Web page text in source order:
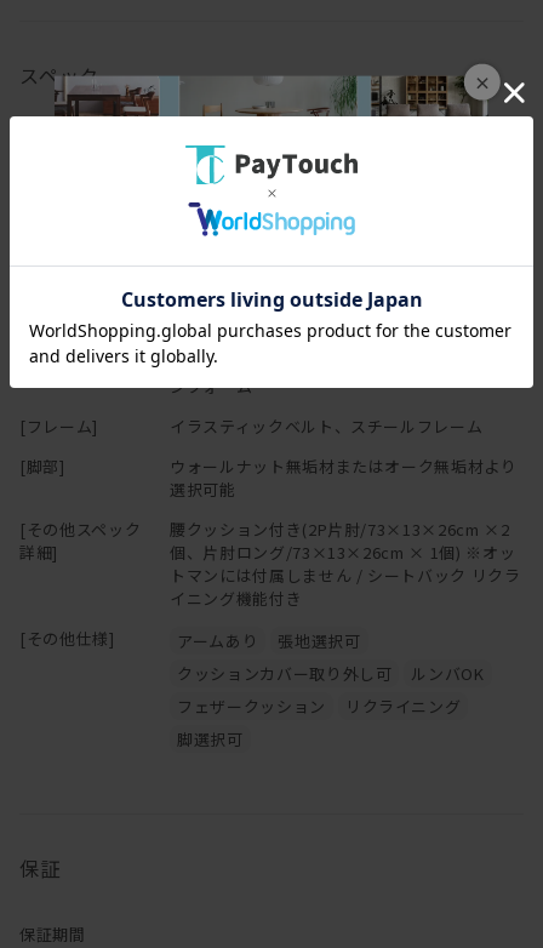
×
座面の奥行も深めなので、横になってぐっすりモードにも。
座った時の姿勢をサポートしてくれるので、
身体へのフィット感を高めてくれます。
もちろん！枕としても活用してください笑
スペック
174cm
116cm
72cm
[座面高さ(SH)]
40cm
12cm
[本体]
背クッション：スモールフェザー(ウレタン芯入
り) 座クッション：上部フェザー、下部ウレタ
ンフォーム
[フレーム]
イラスティックベルト、スチールフレーム
[脚部]
ウォールナット無垢材またはオーク無垢材より
選択可能
[その他スペック
詳細]
腰クッション付き(2P片肘/73×13×26cm ×2
個、片肘ロング/73×13×26cm × 1個) ※オッ
トマンには付属しません / シートバック リクラ
イニング機能付き
[その他仕様]
アームあり
張地選択可
クッションカバー取り外し可
ルンバOK
フェザークッション
リクライニング
脚選択可
保証
保証期間